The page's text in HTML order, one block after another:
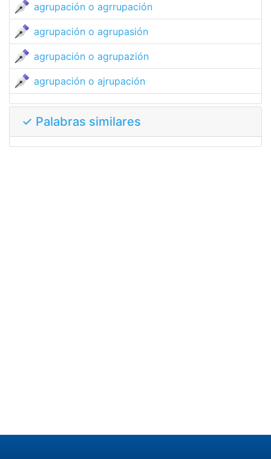
agrupación o agrrupación
agrupación o agrupasión
agrupación o agrupazión
agrupación o ajrupación
✓ Palabras similares